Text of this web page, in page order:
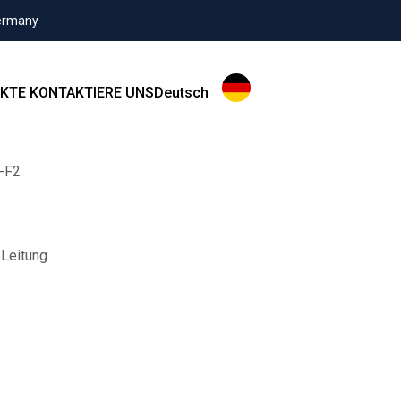
KONTAKTIERE UNSDeutsch
F2